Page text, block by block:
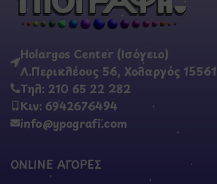
Holargos Center (Ισόγειο)
Λ.Περικλέους 56, Χολαργός 15561
Τηλ: 210 65 22 282
Κιν: 6942676494
info@ypografi.com
ONLINE ΑΓΟΡΕΣ